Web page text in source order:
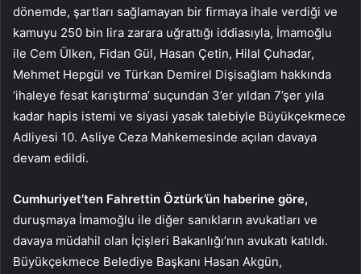
dönemde, şartları sağlamayan bir firmaya ihale verdiği ve
kamuyu 250 bin lira zarara uğrattığı iddiasıyla, İmamoğlu
ile Cem Ülken, Fidan Gül, Hasan Çetin, Hilal Çuhadar,
Mehmet Hepgül ve Türkan Demirel Dişisağlam hakkında
‘ihaleye fesat karıştırma’ suçundan 3’er yıldan 7’şer yıla
kadar hapis istemi ve siyasi yasak talebiyle Büyükçekmece
Adliyesi 10. Asliye Ceza Mahkemesinde açılan davaya
devam edildi.
Cumhuriyet’ten Fahrettin Öztürk’ün haberine göre,
duruşmaya İmamoğlu ile diğer sanıkların avukatları ve
davaya müdahil olan İçişleri Bakanlığı’nın avukatı katıldı.
Büyükçekmece Belediye Başkanı Hasan Akgün,